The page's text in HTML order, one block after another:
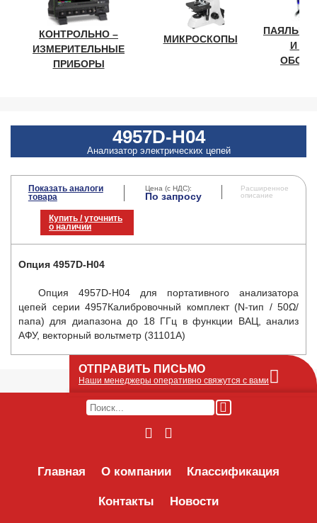
КОНТРОЛЬНО –
ИЗМЕРИТЕЛЬНЫЕ
ПРИБОРЫ
МИКРОСКОПЫ
И
4957D-H04
Анализатор электрических цепей
Показать аналоги
товара
Цена (с НДС):
По запросу
Расширенное
описание
Купить / уточнить
о наличии
Опция 4957D-H04
Опция 4957D-H04 для портативного анализатора
цепей серии 4957Калибровочный комплект (N-тип / 50Ω/
папа) для диапазона до 18 ГГц в функции ВАЦ, анализ
АФУ, векторный вольтметр (31101A)
Главная О компании Классификация
Контакты Новости
ОТПРАВИТЬ ПИСЬМО
Наши менеджеры оперативно свяжутся с вами
Оставьте Ваше сообщение или запрос по
его получим по e-mail и оперативно ответим!